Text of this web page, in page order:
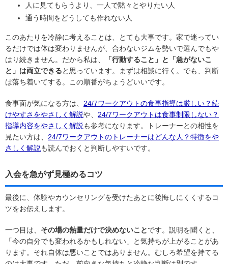
人に見てもらうより、一人で黙々とやりたい人
通う時間をどうしても作れない人
このあたりを冷静に考えることは、とても大事です。家で迷ってい
るだけでは体は変わりませんが、合わないジムを勢いで選んでもや
はり続きません。だから私は、
「行動すること」と「急がないこ
と」は両立できると思っています。まずは相談に行く。でも、判断
は落ち着いてする。この順番がちょうどいいです。
食事面が気になる方は、 24/7ワークアウトの食事指導は厳しい？続
けやすさをやさしく解説や、 24/7ワークアウトは食事制限しない？
指導内容をやさしく解説 も参考になります。トレーナーとの相性を
見たい方は、 24/7ワークアウトのトレーナーはどんな人？特徴をや
さしく解説 も読んでおくと判断しやすいです。
入会を急がず見極めるコツ
最後に、体験やカウンセリングを受けたあとに後悔しにくくするコ
ツをお伝えします。
一つ目は、 その場の熱量だけで決めないことです。説明を聞くと、
「今の自分でも変われるかもしれない」と気持ちが上がることがあ
ります。それ自体は悪いことではありません。むしろ希望を持てる